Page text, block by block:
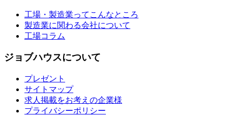
工場・製造業ってこんなところ
製造業に関わる会社について
工場コラム
ジョブハウスについて
プレゼント
サイトマップ
求人掲載をお考えの企業様
プライバシーポリシー